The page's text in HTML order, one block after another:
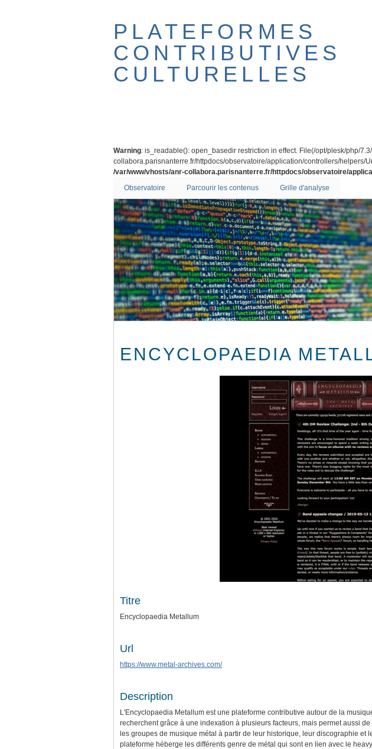
PLATEFORMES
CONTRIBUTIVES
CULTURELLES
Warning: is_readable(): open_basedir restriction in effect. File(/opt/plesk/php/
collabora.parisnanterre.fr/httpdocs/observatoire/application/controllers/helpers/
/var/www/vhosts/anr-collabora.parisnanterre.fr/httpdocs/observatoire/
Observatoire
Parcourir les contenus Grille d'analyse
ENCYCLOPAEDIA
Titre
Encyclopaedia Metallum
Url
https://www.metal-archives.com/
Description
L'Encyclopaedia Metallum est une plateforme contributive autour de la
recherchent grâce à une indexation à plusieurs facteurs, mais permet aussi
les groupes de musique métal à partir de leur historique, leur discographie
plateforme héberge les différents genre de métal qui sont en lien avec le